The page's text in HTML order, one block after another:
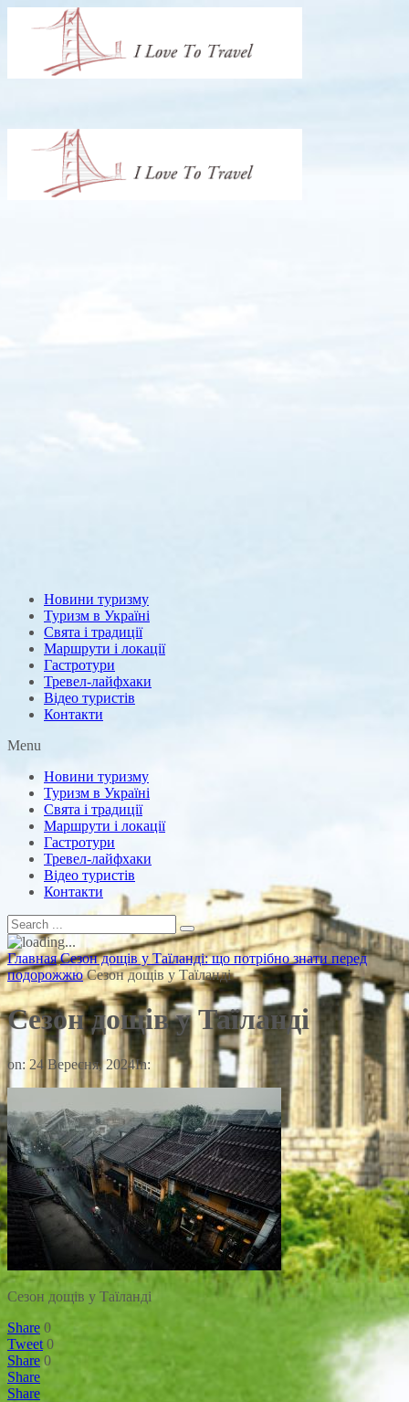
Новини туризму
Туризм в Україні
Свята і традиції
Маршрути і локації
Гастротури
Тревел-лайфхаки
Відео туристів
Контакти
Menu
Новини туризму
Туризм в Україні
Свята і традиції
Маршрути і локації
Гастротури
Тревел-лайфхаки
Відео туристів
Контакти
Главная Сезон дощів у Таїланді: що потрібно знати перед
подорожжю Сезон дощів у Таїланді
Сезон дощів у Таїланді
on: 24 Вересня, 2024In:
Сезон дощів у Таїланді
Share 0
Tweet 0
Share 0
Share
Share